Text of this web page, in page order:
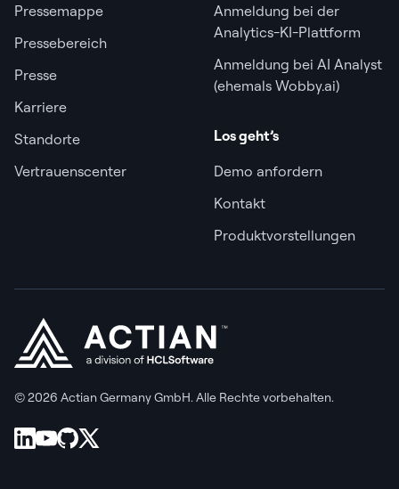
Pressemappe
Pressebereich
Presse
Karriere
Standorte
Vertrauenscenter
Anmeldung bei der
Analytics-KI-Plattform
Anmeldung bei AI Analyst
(ehemals Wobby.ai)
Los geht’s
Demo anfordern
Kontakt
Produktvorstellungen
© 2026 Actian Germany GmbH. Alle Rechte vorbehalten.